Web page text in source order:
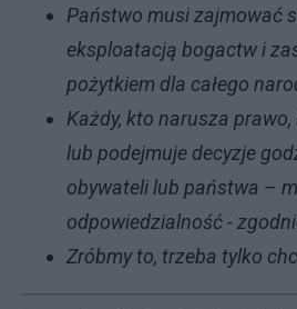
Państwo musi zajmować
eksploatacją bogactw i
pożytkiem dla całego
Każdy, kto narusza prawo,
lub podejmuje decyzje
obywateli lub państwa –
odpowiedzialność -
Zróbmy to, trzeba tylko